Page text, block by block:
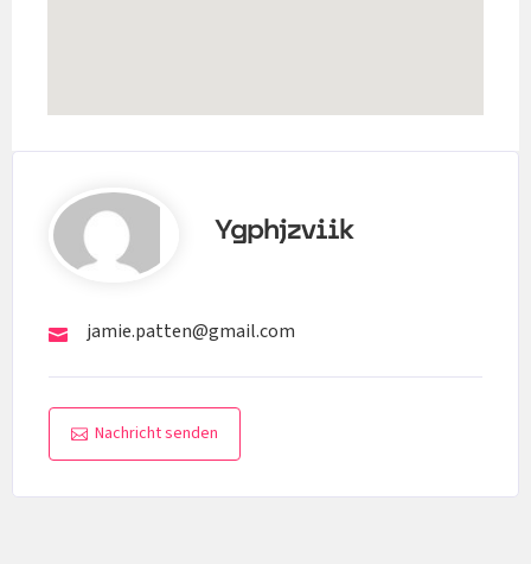
Ygphjzviik
jamie.patten@gmail.com
Nachricht senden